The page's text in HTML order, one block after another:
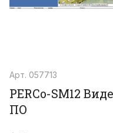
Арт. 057713
PERCo-SM12
ПО